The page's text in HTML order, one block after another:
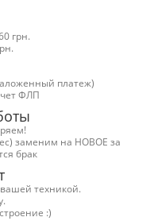
грн.
платеж)
ФЛП
заменим на НОВОЕ за
брак
техникой.
:)